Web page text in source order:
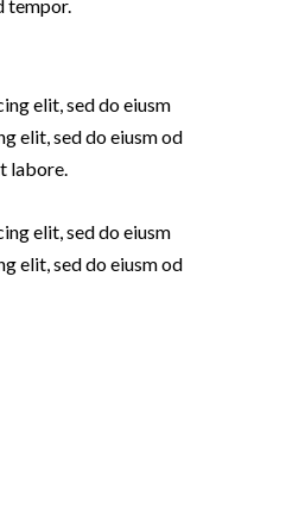
tempor.
elit, sed do eiusm
elit, sed do eiusm od
labore.
elit, sed do eiusm
elit, sed do eiusm od